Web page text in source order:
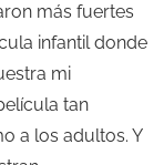
más fuertes
infantil donde
mi
tan
a los adultos. Y